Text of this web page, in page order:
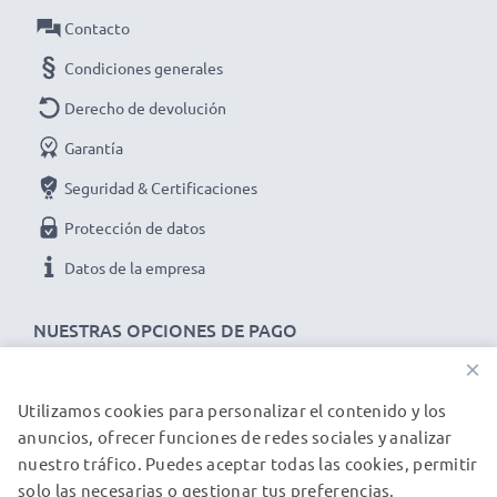
intemperie
potencia y rendimiento para hasta 1000 ciclos de carga
Datos técnicos del battery pack de repuesto
TLiB32E, TLiB5AF para tu dispositivo Alcatel One
Touch 997, 997A, 997D / 998 / Pop C5 (5036,
Marca:CELLONIC
Capacidad: 1950mAh
Tecnología : Ion de litio
Color : negro
★ 3 años de garantía ★
Somos un distribuidor internacional especializado en
NUESTRAS OPCIONES DE PAGO
Contacto
Condiciones generales
Derecho de devolución
Garantía
Seguridad & Certificaciones
Protección de datos
Datos de la empresa
NUESTROS PARTNERS DE ENVÍO
×
Utilizamos cookies para personalizar el contenido y los
anuncios, ofrecer funciones de redes sociales y analizar
nuestro tráfico. Puedes aceptar todas las cookies, permitir
solo las necesarias o gestionar tus preferencias.